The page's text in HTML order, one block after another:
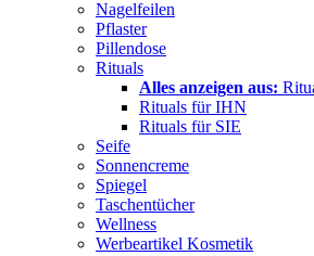
Nagelfeilen
Pflaster
Pillendose
Rituals
Alles anzeigen aus:
Rituals für IHN
Rituals für SIE
Seife
Sonnencreme
Spiegel
Taschentücher
Wellness
Werbeartikel Kosmetik